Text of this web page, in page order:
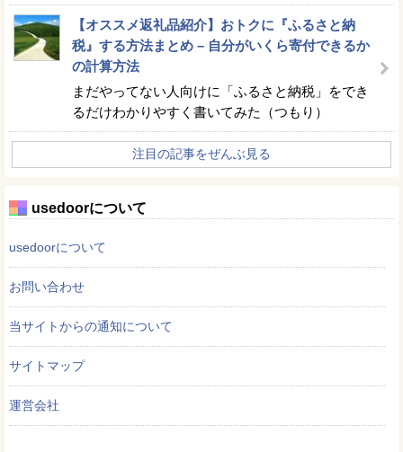
【オススメ返礼品紹介】おトクに『ふるさと納
税』する方法まとめ – 自分がいくら寄付できるか
の計算方法
まだやってない人向けに「ふるさと納税」をでき
るだけわかりやすく書いてみた（つもり）
注目の記事をぜんぶ見る
usedoorについて
usedoorについて
お問い合わせ
当サイトからの通知について
サイトマップ
運営会社